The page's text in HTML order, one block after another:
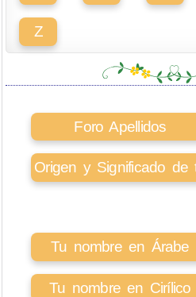
Z
Foro Apellidos
Origen y Significado de
Tu nombre en Árabe
Tu nombre en Cirílico